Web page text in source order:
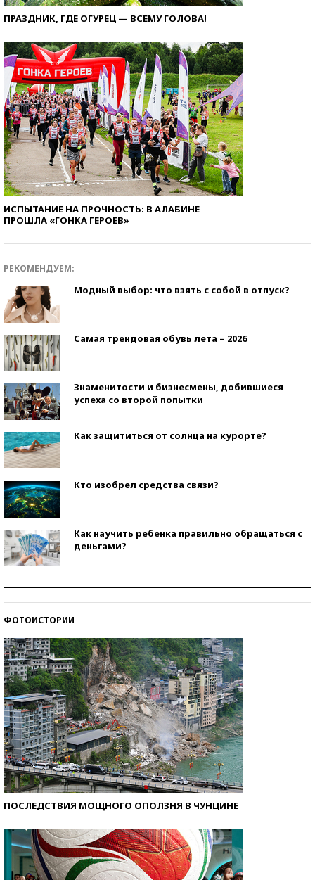
ПРАЗДНИК, ГДЕ ОГУРЕЦ — ВСЕМУ ГОЛОВА!
ИСПЫТАНИЕ НА ПРОЧНОСТЬ: В АЛАБИНЕ
ПРОШЛА «ГОНКА ГЕРОЕВ»
РЕКОМЕНДУЕМ:
Модный выбор: что взять с собой в отпуск?
Самая трендовая обувь лета – 2026
Знаменитости и бизнесмены, добившиеся
успеха со второй попытки
Как защититься от солнца на курорте?
Кто изобрел средства связи?
Как научить ребенка правильно обращаться с
деньгами?
ФОТОИСТОРИИ
ПОСЛЕДСТВИЯ МОЩНОГО ОПОЛЗНЯ В ЧУНЦИНЕ